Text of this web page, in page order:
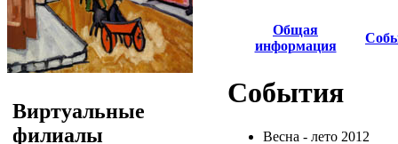
Виртуальные
филиалы
Общая
информация
События
Весна - лето 2012